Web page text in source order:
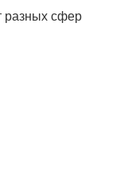
разных сфер